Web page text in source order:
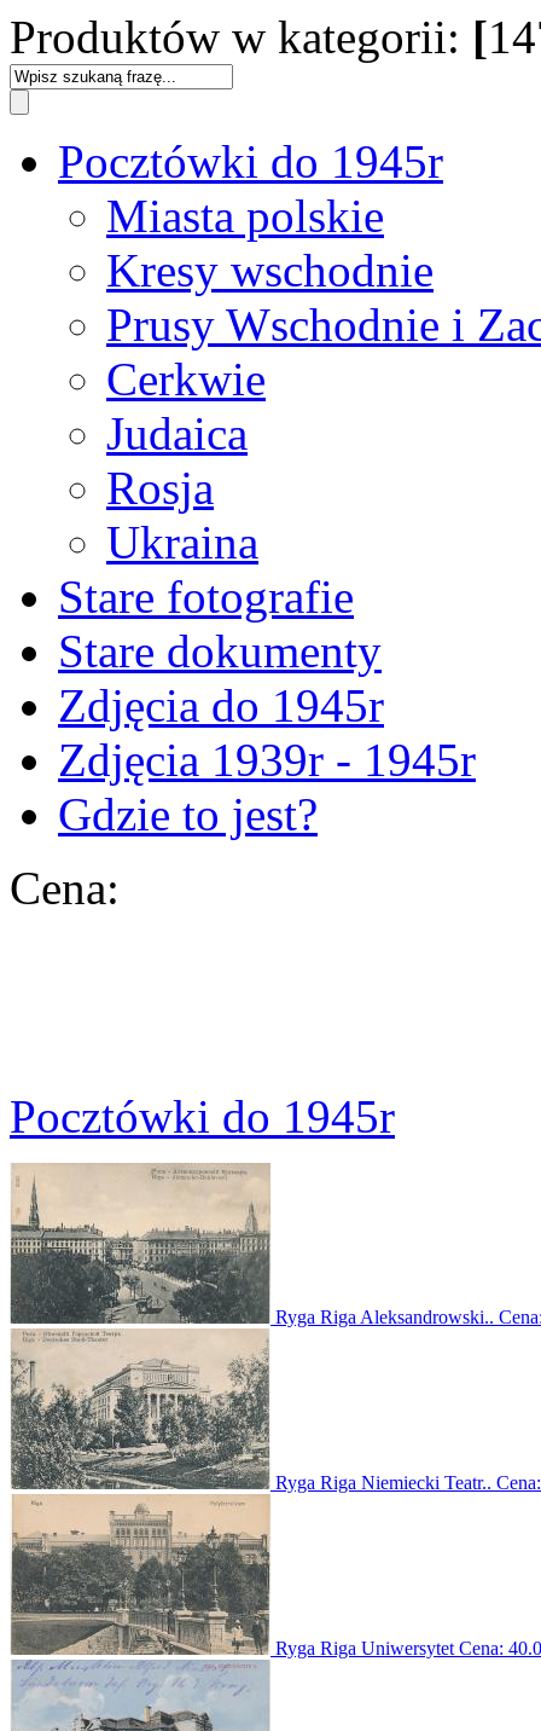
Produktów w kategorii: [
Pocztówki do 1945r
Miasta polskie
Kresy wschodnie
Prusy Wschodnie i
Cerkwie
Judaica
Rosja
Ukraina
Stare fotografie
Stare dokumenty
Zdjęcia do 1945r
Zdjęcia 1939r - 1945r
Gdzie to jest?
Cena:
Pocztówki do 1945r
Ryga Riga Aleksandrowski..
Ryga Riga Niemiecki Teatr..
Ryga Riga Uniwersytet Cena: